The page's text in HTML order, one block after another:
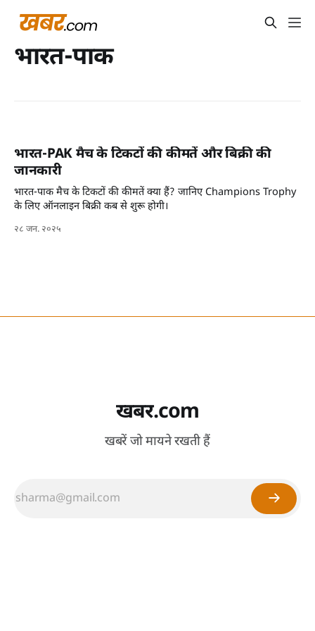
भारत-पाक
भारत-PAK मैच के टिकटों की कीमतें और बिक्री की
जानकारी
भारत-पाक मैच के टिकटों की कीमतें क्या हैं? जानिए Champions Trophy
के लिए ऑनलाइन बिक्री कब से शुरू होगी।
२८ जन. २०२५
खबर.com
खबरें जो मायने रखती हैं